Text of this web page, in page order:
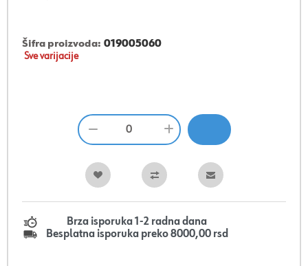
Šifra proizvoda: 019005060
Sve varijacije
Brza isporuka 1-2 radna dana
Besplatna isporuka preko 8000,00 rsd